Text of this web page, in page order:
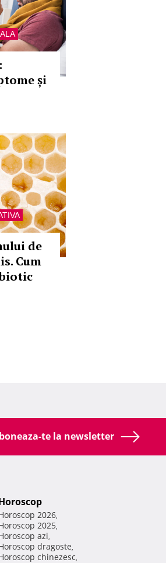
și
de
Cum
te la newsletter
2026,
2025,
azi,
dragoste,
chinezesc,